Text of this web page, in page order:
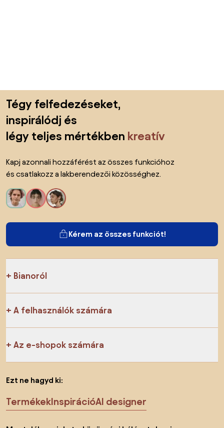
Tégy felfedezéseket,
inspirálódj és
légy teljes mértékben kreatív
Kapj azonnali hozzáférést az összes funkcióhoz
és csatlakozz a lakberendezői közösséghez.
Kérem az összes funkciót!
Bianoról
A felhasználók számára
Az e-shopok számára
Ezt ne hagyd ki:
TermékekInspirációAI designer